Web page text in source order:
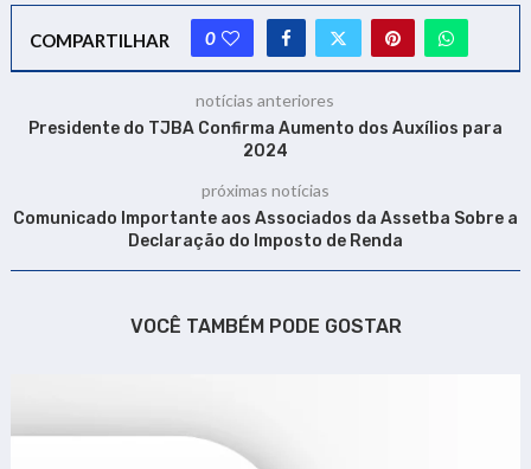
COMPARTILHAR 0
notícias anteriores
Presidente do TJBA Confirma Aumento dos Auxílios para
2024
próximas notícias
Comunicado Importante aos Associados da Assetba Sobre a
Declaração do Imposto de Renda
VOCÊ TAMBÉM PODE GOSTAR